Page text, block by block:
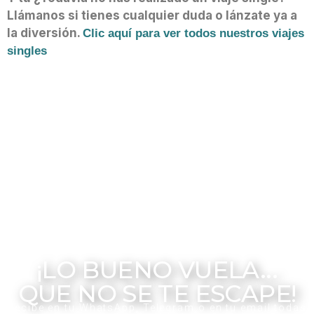
Llámanos si tienes cualquier duda o lánzate ya a
la diversión. Clic aquí para ver todos nuestros viajes
singles
¡LO BUENO VUELA...
QUE NO SE TE ESCAPE!
Recibe en tu WhatsApp, Telegram o en tu email todas